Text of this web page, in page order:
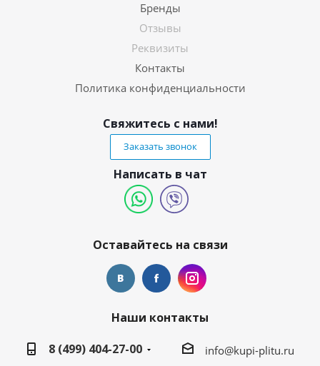
Бренды
Отзывы
Реквизиты
Контакты
Политика конфиденциальности
Свяжитесь с нами!
Заказать звонок
Написать в чат
Оставайтесь на связи
Наши контакты
8 (499) 404-27-00
info@kupi-plitu.ru